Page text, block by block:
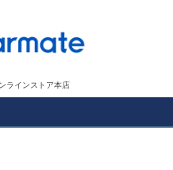
ラインストア本店